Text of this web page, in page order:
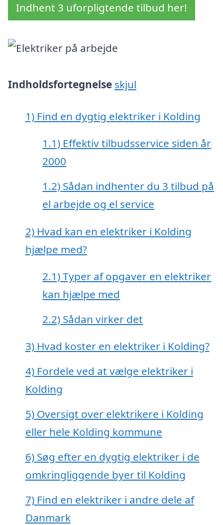
Indhent 3 uforpligtende tilbud her!
Indholdsfortegnelse skjul
1) Find en dygtig elektriker i Kolding
1.1) Effektiv tilbudsservice siden år
2000
1.2) Sådan indhenter du 3 tilbud på
el arbejde og el service
2) Hvad kan en elektriker i Kolding
hjælpe med?
2.1)Typer af opgaver en elektriker
kan hjælpe med
2.2) Sådan virker det
3) Hvad koster en elektriker i Kolding?
4) Fordele ved at vælge elektriker i
Kolding
5) Oversigt over elektrikere i Kolding
eller hele Kolding kommune
6) Søg efter en dygtig elektriker i de
omkringliggende byer til Kolding
7) Find en elektriker i andre dele af
Danmark